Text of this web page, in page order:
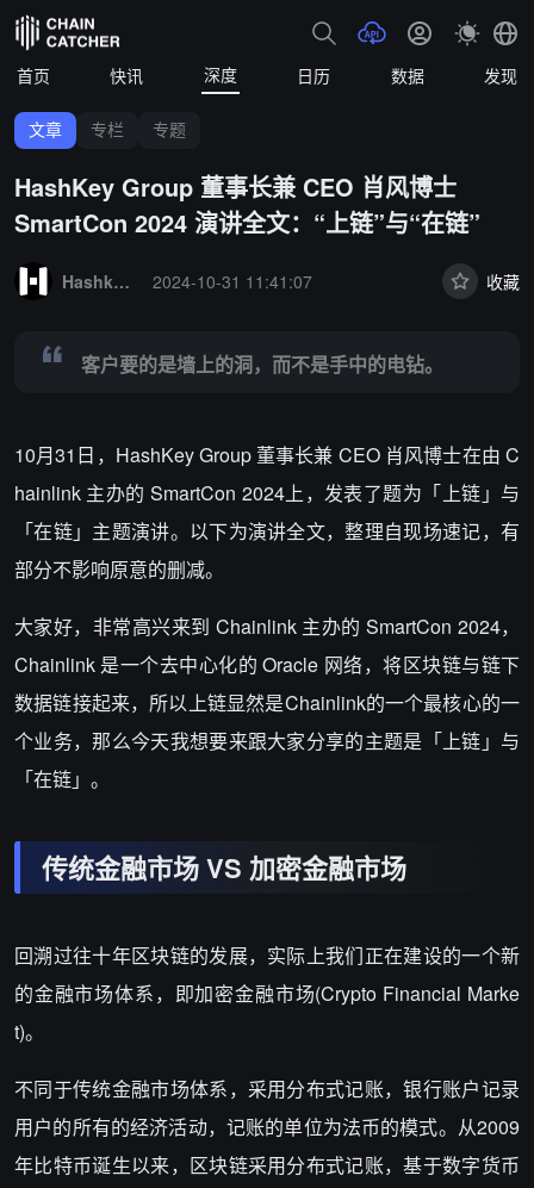
首页 快讯 深度 日历 数据 发现
文章 专栏 专题
HashKey Group 董事长兼 CEO 肖风博士
SmartCon 2024 演讲全文：“上链”与“在链”
Hashkey Group
2024-10-31 11:41:07 收藏
客户要的是墙上的洞，而不是手中的电钻。
10月31日，HashKey Group 董事长兼 CEO 肖风博士在由 C
hainlink 主办的 SmartCon 2024上，发表了题为「上链」与
「在链」主题演讲。以下为演讲全文，整理自现场速记，有
部分不影响原意的删减。
大家好，非常高兴来到 Chainlink 主办的 SmartCon 2024，
Chainlink 是一个去中心化的 Oracle 网络，将区块链与链下
数据链接起来，所以上链显然是Chainlink的一个最核心的一
个业务，那么今天我想要来跟大家分享的主题是「上链」与
「在链」。
传统金融市场 VS 加密金融市场
回溯过往十年区块链的发展，实际上我们正在建设的一个新
的金融市场体系，即加密金融市场(Crypto Financial Marke
t)。
不同于传统金融市场体系，采用分布式记账，银行账户记录
用户的所有的经济活动，记账的单位为法币的模式。从2009
年比特币诞生以来，区块链采用分布式记账，基于数字货币